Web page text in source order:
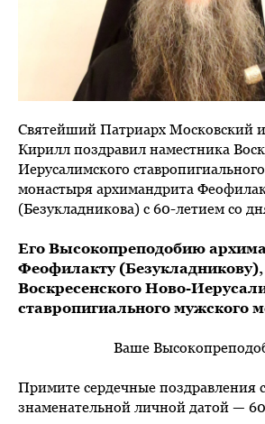
Святейший Патриарх Московский и
Кирилл поздравил наместника
Иерусалимского
монастыря архимандрита
(Безукладникова) с 60-летием со
Его Высокопреподобию
Феофилакту
Воскресенского Ново-
ставропигиального мужского
Ваше
Примите сердечные поздравления
знаменательной личной датой —